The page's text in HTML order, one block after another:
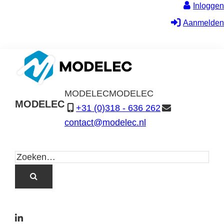
Inloggen
Aanmelden
MODELEC
MODELECMODELEC
+31 (0)318 - 636 262
contact@modelec.nl
L